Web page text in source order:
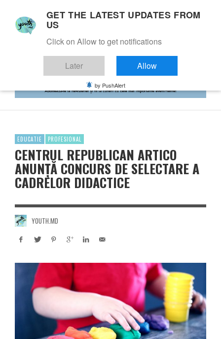
EDUCATIE PROFESIONAL
CENTRUL REPUBLICAN ARTICO
ANUNȚĂ CONCURS DE SELECTARE A
CADRELOR DIDACTICE
YOUTH.MD
GET THE LATEST UPDATES FROM
US
Click on Allow to get notifications
Later Allow
by PushAlert